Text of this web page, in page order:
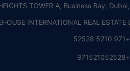
TOWER A, Business Bay,
INTERNATIONAL REAL ESTATE
+971 5210 52528
+971521052528